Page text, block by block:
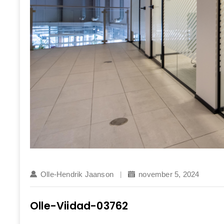
Olle-Hendrik Jaanson november 5, 2024
Olle-Viidad-03762